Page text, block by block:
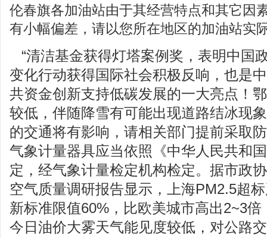
伦春旗各加油站由于其经营特点和其它因
有小幅偏差，请以您所在地区的加油站实
“清洁基金获得灯塔案例奖，表明中国
变化行动获得国际社会积极反响，也是
共资金创新支持低碳发展的一大亮点！
较低，伴随降雪有可能出现道路结冰现
的交通将有影响，请相关部门提前采取
气象计量器具应当依照《中华人民共和
定，经气象计量检定机构检定。据市政
空气质量调研报告显示，上海PM2.5超
新标准限值60%，比欧美城市高出2~3
今日油价大雾天气能见度较低，对公路